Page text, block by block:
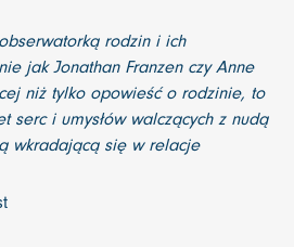
rodzin i ich
jak Jonathan Franzen czy Anne
niż tylko opowieść o rodzinie, to
serc i umysłów walczących z nudą
wkradającą się w relacje